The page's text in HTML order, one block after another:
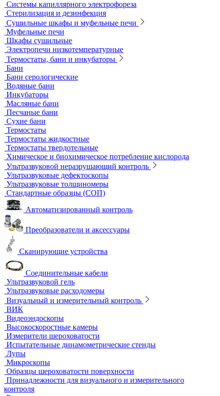
Принадлежности к штативам
Специальные наборы для фотометров
Стекла предметные и покровные
Системы капиллярного электрофореза
Стерилизация и дезинфекция
Сушильные шкафы и муфельные печи
Муфельные печи
Шкафы сушильные
Электропечи низкотемпературные
Термостаты, бани и инкубаторы
Бани
Бани серологические
Водяные бани
Инкубаторы
Масляные бани
Песчаные бани
Сухие бани
Термостаты
Термостаты жидкостные
Термостаты твердотельные
Химическое и биохимическое потребление кислорода
Ультразвуковой неразрушающий контроль
Ультразвуковые дефектоскопы
Ультразвуковые толщиномеры
Стандартные образцы (СОП)
Автоматизированный контроль
Преобразователи и аксессуары
Сканирующие устройства
Соединительные кабели
Ультразвуковой гель
Ультразвуковые расходомеры
Визуальный и измерительный контроль
ВИК
Видеоэндоскопы
Высокоскоростные камеры
Измерители шероховатости
Испытательные динамометрические стенды
Лупы
Микроскопы